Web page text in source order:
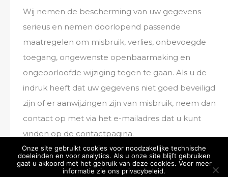
Wij nemen de bescherming van uw gegevens
serieus en nemen doorlopend passende
maatregelen om misbruik, verlies, onbevoegde
toegang, ongewenste openbaarmaking en
ongeoorloofde wijziging tegen te gaan. Als u de
indruk heeft dat uw gegevens niet goed beveiligd
zijn of er aanwijzingen zijn van misbruik, neem dan
contact op met via het e-mailadres dat u kunt
vinden op de contactpagina.
Onze site gebruikt cookies voor noodzakelijke technische
doeleinden en voor analytics. Als u onze site blijft gebruiken
gaat u akkoord met het gebruik van deze cookies. Voor meer
informatie zie ons privacybeleid.